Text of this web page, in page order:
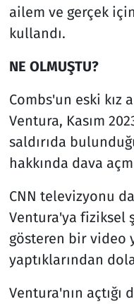
ailem ve gerçek
kullandı.
NE OLMUŞTU?
Combs'un eski kız
Ventura, Kasım
saldırıda
hakkında dava
CNN televizyonu
Ventura'ya fiziksel
gösteren bir video
yaptıklarından
Ventura'nın açtığı